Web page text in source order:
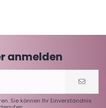
anmelden
Sie können Ihr Einverständnis